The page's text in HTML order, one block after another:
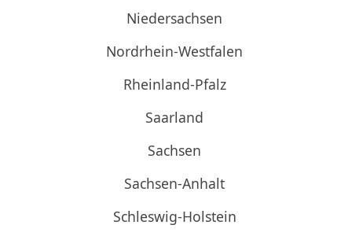
Niedersachsen
Nordrhein-Westfalen
Rheinland-Pfalz
Saarland
Sachsen
Sachsen-Anhalt
Schleswig-Holstein